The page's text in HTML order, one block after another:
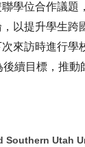
學位合作議題，
以提升學生跨
來訪時進行學
後續目標，推動
Southern Utah